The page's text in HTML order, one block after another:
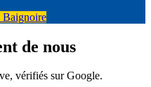
Baignoire
de nous
vérifiés sur Google.